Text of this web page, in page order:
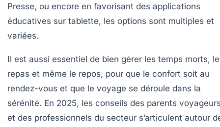
Presse, ou encore en favorisant des applications
éducatives sur tablette, les options sont multiples et
variées.
Il est aussi essentiel de bien gérer les temps morts,
repas et même le repos, pour que le confort soit au
rendez-vous et que le voyage se déroule dans la
sérénité. En 2025, les conseils des parents
et des professionnels du secteur s’articulent autour